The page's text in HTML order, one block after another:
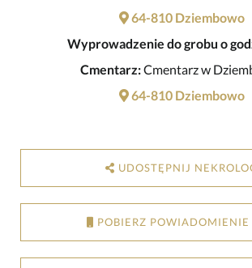
64-810 Dziembowo
Wyprowadzenie do grobu o
Cmentarz:Cmentarz w
64-810 Dziembowo
UDOSTĘPNIJ
POBIERZ POWIADOMIENIE